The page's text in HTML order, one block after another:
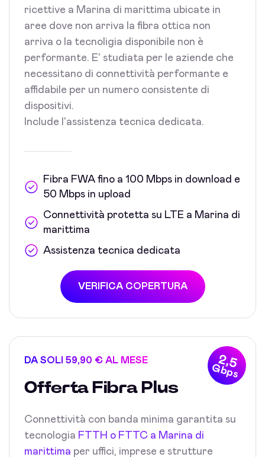
ricettive a Marina di marittima ubicate in
aree dove non arriva la fibra ottica non
arriva o la tecnoligia disponibile non è
performante. E' studiata per le aziende che
necessitano di connettività performante e
affidabile per un numero consistente di
dispositivi.
Include l'assistenza tecnica dedicata.
Fibra FWA fino a 100 Mbps in download e
50 Mbps in upload
Connettività protetta su LTE a Marina di
marittima
Assistenza tecnica dedicata
VERIFICA COPERTURA
2,5
Gbps
DA SOLI 59,90 € AL MESE
Offerta Fibra Plus
Connettività con banda minima garantita su
tecnologia FTTH o FTTC a Marina di
marittima per uffici, imprese e strutture